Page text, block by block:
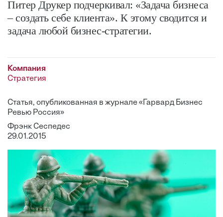
Питер Друкер подчеркивал: «Задача бизнеса
– создать себе клиента». К этому сводится и
задача любой бизнес-стратегии.
Компания
Стратегия
Статья, опубликованная в журнале «Гарвард Бизнес
Ревью Россия»
Фрэнк Сеспедес
29.01.2015